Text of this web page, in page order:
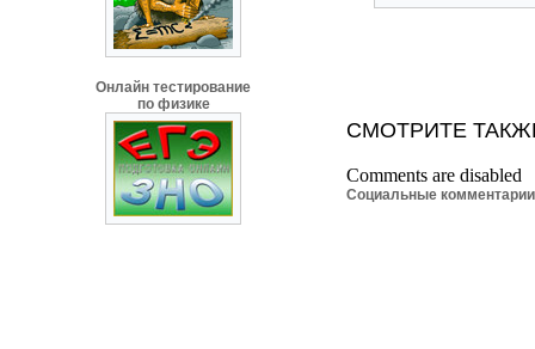
Онлайн тестирование
по физике
СМОТРИТЕ
Comments are disabled
Социальные